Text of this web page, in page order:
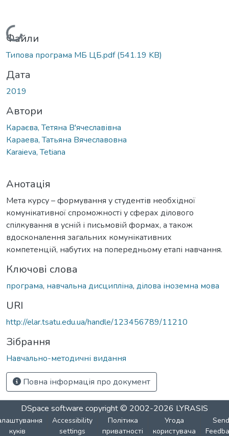
Вантажиться...
Файли
Типова програма МБ ЦБ.pdf(541.19 KB)
Дата
2019
Автори
Караєва, Тетяна В'ячеславівна
Караева, Татьяна Вячеславовна
Karaieva, Tetiana
Анотація
Мета курсу – формування у студентів необхідної
комунікативної спроможності у сферах ділового
спілкування в усній і письмовій формах, а також
вдосконалення загальних комунікативних
компетенцій, набутих на попередньому етапі навчання.
Ключові слова
програма, навчальна дисципліна, ділова іноземна мова
URI
http://elar.tsatu.edu.ua/handle/123456789/11210
Зібрання
Навчально-методичні видання
Повна інформація про документ
DSpace software copyright © 2002-2026 LYRASIS
куків
Accessibility
settings
Політика
приватності
Угода
користувача
Send